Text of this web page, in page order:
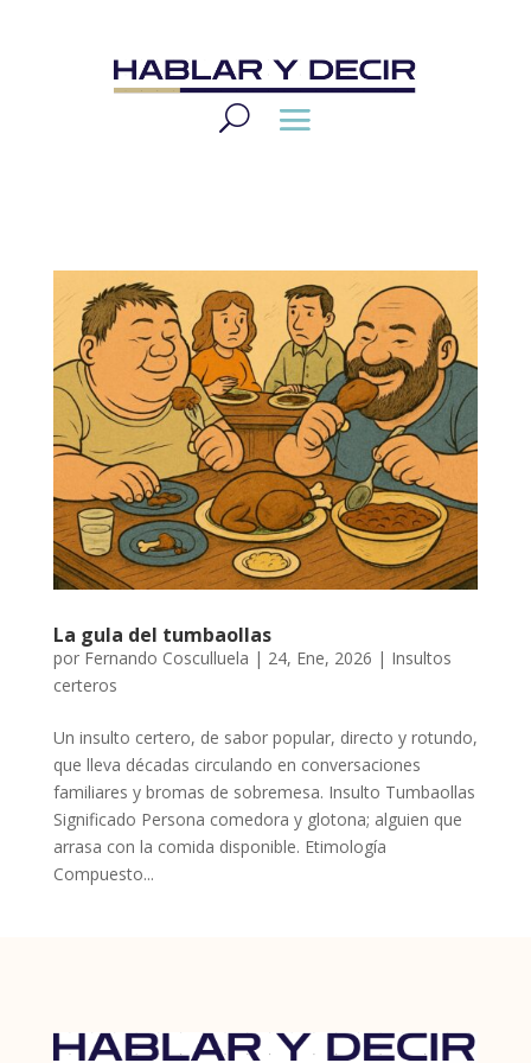
La gula del tumbaollas
por Fernando Cosculluela | 24, Ene, 2026 | Insultos
certeros
Un insulto certero, de sabor popular, directo y rotundo,
que lleva décadas circulando en conversaciones
familiares y bromas de sobremesa. Insulto Tumbaollas
Significado Persona comedora y glotona; alguien que
arrasa con la comida disponible. Etimología
Compuesto...